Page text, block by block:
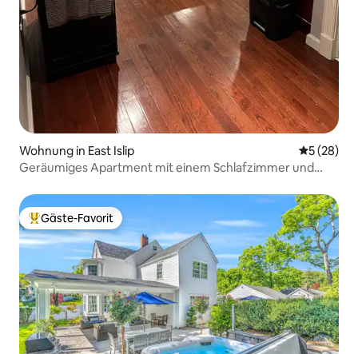
Wohnung in East Islip
5 (28)
Geräumiges Apartment mit einem Schlafzimmer und
Beliebter Gäste-Favorit.
Gäste-Favorit